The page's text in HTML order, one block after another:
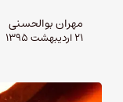
مهران بوالحسنی
۲۱ اردیبهشت ۱۳۹۵